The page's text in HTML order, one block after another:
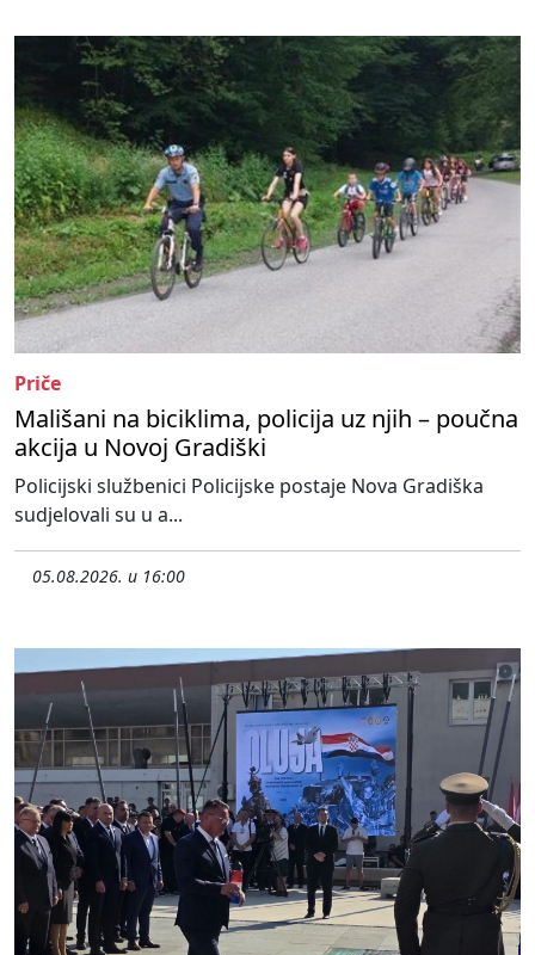
Priče
Mališani na biciklima, policija uz njih – poučna
akcija u Novoj Gradiški
Policijski službenici Policijske postaje Nova Gradiška
sudjelovali su u a...
05.08.2026. u 16:00